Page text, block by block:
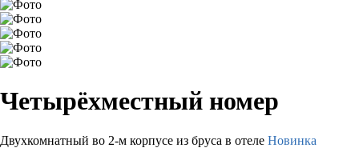
Четырёхместный номер
Двухкомнатный во 2-м корпусе из бруса в отеле Новинка